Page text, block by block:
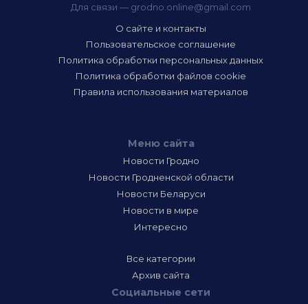
Для связи — grodno.online@gmail.com
О сайте и контакты
Пользовательское соглашение
Политика обработки персональных данных
Политика обработки файлов cookie
Правила использования материалов
Меню сайта
Новости Гродно
Новости Гродненской области
Новости Беларуси
Новости в мире
Интересно
Все категории
Архив сайта
Социальные сети